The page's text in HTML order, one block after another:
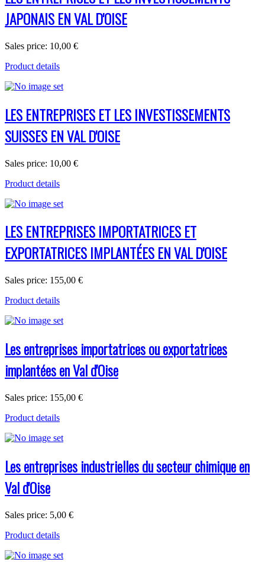
JAPONAIS EN VAL D'OISE
Sales price: 10,00 €
Product details
LES ENTREPRISES ET LES INVESTISSEMENTS
SUISSES EN VAL D'OISE
Sales price: 10,00 €
Product details
LES ENTREPRISES IMPORTATRICES ET
EXPORTATRICES IMPLANTÉES EN VAL D'OISE
Sales price: 155,00 €
Product details
Les entreprises importatrices ou exportatrices
implantées en Val d'Oise
Sales price: 155,00 €
Product details
Les entreprises industrielles du secteur chimique en
Val d'Oise
Sales price: 5,00 €
Product details